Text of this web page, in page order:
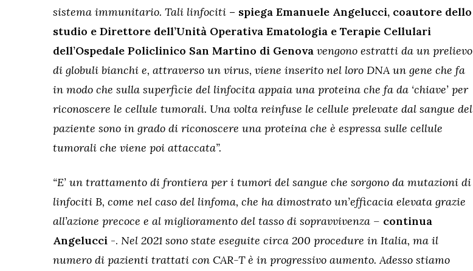
sistema immunitario. Tali linfociti – spiega Emanuele Angelucci, coautore dello
studio e Direttore dell’Unità Operativa Ematologia e Terapie Cellulari
dell’Ospedale Policlinico San Martino di Genova vengono estratti da un prelievo
di globuli bianchi e, attraverso un virus, viene inserito nel loro DNA un gene che fa
in modo che sulla superficie del linfocita appaia una proteina che fa da ‘chiave’ per
riconoscere le cellule tumorali. Una volta reinfuse le cellule prelevate dal sangue del
paziente sono in grado di riconoscere una proteina che è espressa sulle cellule
tumorali che viene poi attaccata”.
“E’ un trattamento di frontiera per i tumori del sangue che sorgono da mutazioni di
linfociti B, come nel caso del linfoma, che ha dimostrato un’efficacia elevata grazie
all’azione precoce e al miglioramento del tasso di sopravvivenza – continua
Angelucci -. Nel 2021 sono state eseguite circa 200 procedure in Italia, ma il
numero di pazienti trattati con CAR-T è in progressivo aumento. Adesso stiamo